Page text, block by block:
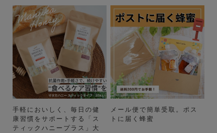
手軽においしく、毎日の健
康習慣をサポートする「ス
ティックハニープラス」大
メール便で簡単受取。ポス
トに届く蜂蜜